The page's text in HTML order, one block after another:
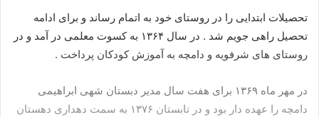
تحصیلات ابتدایی را در روستای خود به اتمام رساند و برای ادامه
تحصیل راهی جویم شد . در سال ۱۳۶۴ به کسوت معلمی در آمد و در
روستای های شرفویه و دامچه به آموزش کودکان پرداخت .
در مهر ماه ۱۳۶۹ برای هفت سال مدیر دبستان شهی ابراهیمی
دامچه را عهده دار بود و در تابستان ۱۳۷۶ به سمت دهداری دهستان